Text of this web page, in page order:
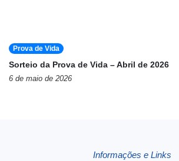
Prova de Vida
Sorteio da Prova de Vida – Abril de 2026
6 de maio de 2026
Informações e Links